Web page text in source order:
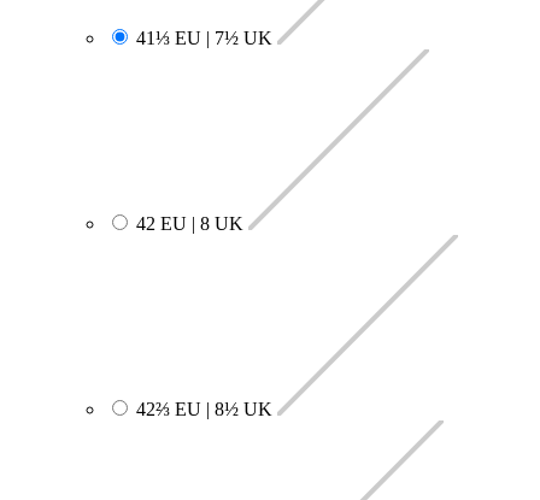
41⅓ EU | 7½ UK
42 EU | 8 UK
42⅔ EU | 8½ UK